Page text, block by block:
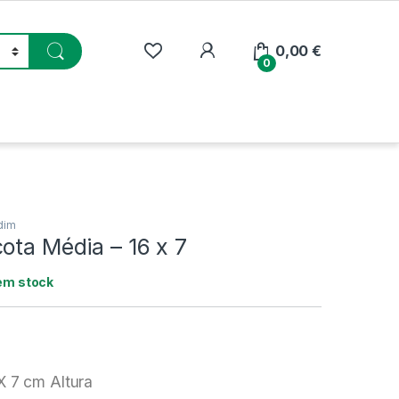
My Account
0
0,00€
Média – 16 x 7
stock
7 cm Altura